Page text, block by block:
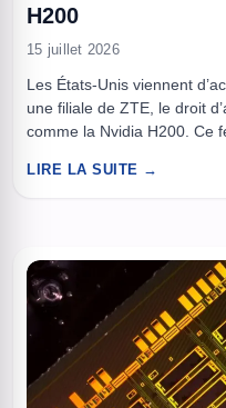
H200
15 juillet 2026
Les États-Unis viennent
une filiale de ZTE, le droit
comme la Nvidia H200. Ce
géants du web chinois déjà
LIRE LA SUITE →